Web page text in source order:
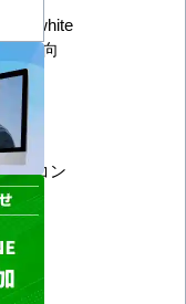
white
4方向
モコン